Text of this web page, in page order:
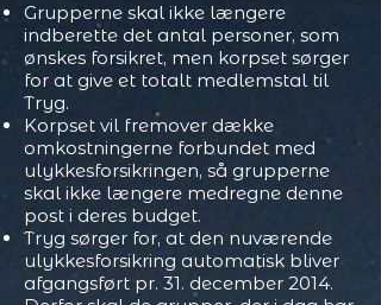
Grupperne skal ikke længere
indberette det antal personer, som
ønskes forsikret, men korpset sørger
for at give et totalt medlemstal til
Tryg.
Korpset vil fremover dække
omkostningerne forbundet med
ulykkesforsikringen, så grupperne
skal ikke længere medregne denne
post i deres budget.
Tryg sørger for, at den nuværende
ulykkesforsikring automatisk bliver
afgangsført pr. 31. december 2014.